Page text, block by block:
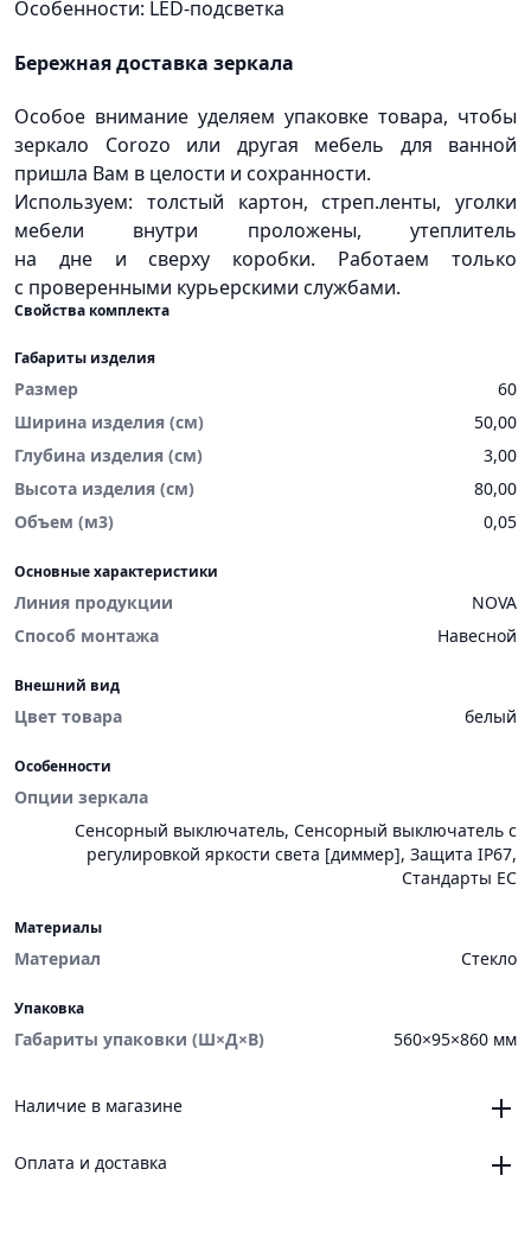
Особенности: LED-подсветка
Бережная доставка зеркала
Особое внимание уделяем упаковке товара, чтобы
зеркало Corozo или другая мебель для ванной
пришла Вам в целости и сохранности.
Используем: толстый картон, стреп.ленты, уголки
мебели внутри проложены, утеплитель
на дне и сверху коробки. Работаем только
с проверенными курьерскими службами.
Свойства комплекта
Габариты изделия
Размер
60
Ширина изделия (см)
50,00
Глубина изделия (см)
3,00
Высота изделия (см)
80,00
Объем (м3)
0,05
Основные характеристики
Линия продукции
NOVA
Способ монтажа
Навесной
Внешний вид
Цвет товара белый
Особенности
Опции зеркала
Сенсорный выключатель, Сенсорный выключатель с
регулировкой яркости света [диммер], Защита IP67,
Стандарты ЕС
Материалы
Материал Стекло
Упаковка
Габариты упаковки (Ш×Д×В) 560×95×860 мм
Наличие в магазине
Троицкий тракт, 21, корпус 3, секция 6
0
Оплата и доставка